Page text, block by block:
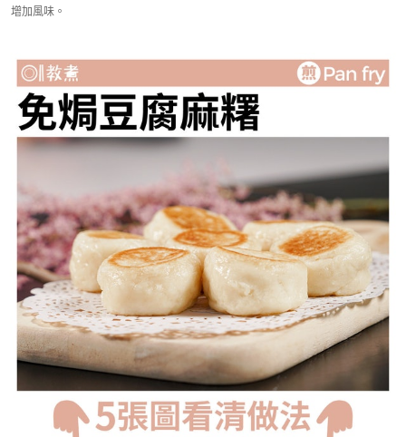
增加風味。